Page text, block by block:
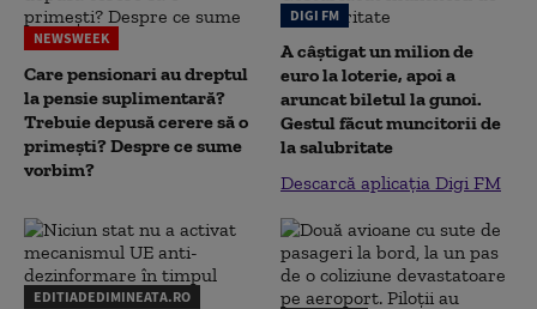
NEWSWEEK
Care pensionari au dreptul
la pensie suplimentară?
Trebuie depusă cerere să o
primești? Despre ce sume
vorbim?
DIGI FM
A câștigat un milion de
euro la loterie, apoi a
aruncat biletul la gunoi.
Gestul făcut muncitorii de
la salubritate
Descarcă aplicația Digi FM
EDITIADEDIMINEATA.RO